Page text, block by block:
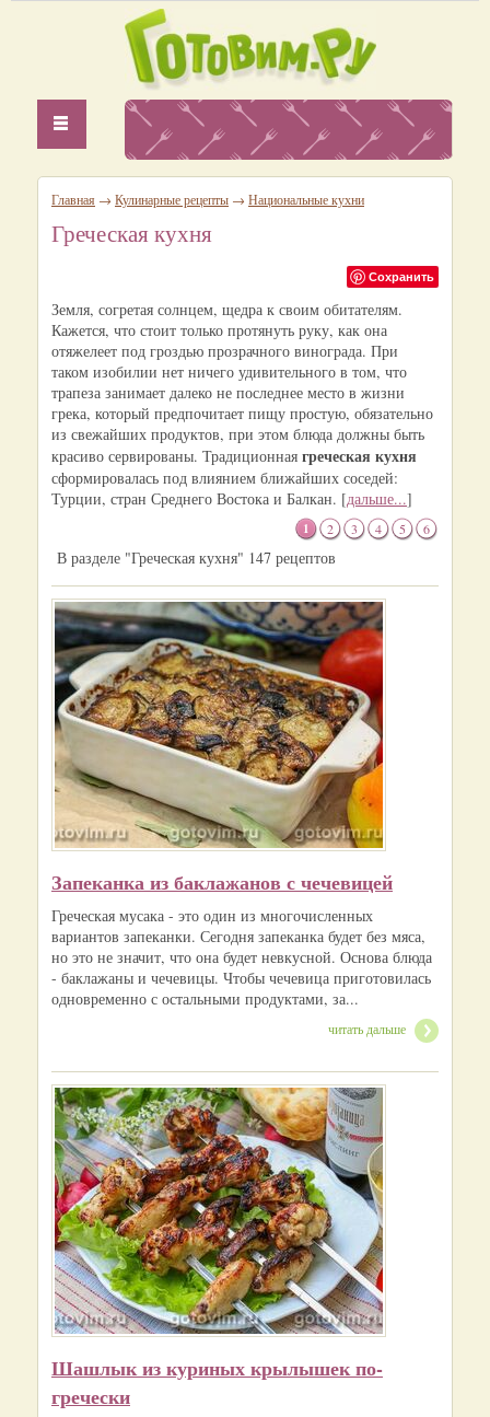
Главная → Кулинарные рецепты → Национальные кухни
Греческая кухня
Сохранить
Земля, согретая солнцем, щедра к своим обитателям.
Кажется, что стоит только протянуть руку, как она
отяжелеет под гроздью прозрачного винограда. При
таком изобилии нет ничего удивительного в том, что
трапеза занимает далеко не последнее место в жизни
грека, который предпочитает пищу простую, обязательно
из свежайших продуктов, при этом блюда должны быть
красиво сервированы. Традиционная греческая кухня
сформировалась под влиянием ближайших соседей:
Турции, стран Среднего Востока и Балкан. [дальше...]
1 2 3 4 5 6
В разделе "Греческая кухня" 147 рецептов
Запеканка из баклажанов с чечевицей
Греческая мусака - это один из многочисленных
вариантов запеканки. Сегодня запеканка будет без мяса,
но это не значит, что она будет невкусной. Основа блюда
- баклажаны и чечевицы. Чтобы чечевица приготовилась
одновременно с остальными продуктами, за...
читать дальше
Шашлык из куриных крылышек по-
гречески